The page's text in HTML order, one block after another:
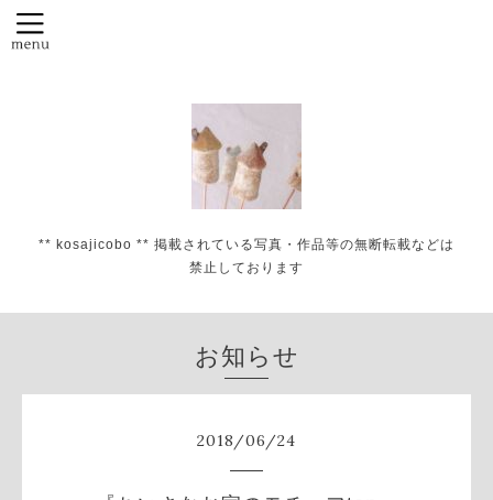
** kosajicobo ** 掲載されている写真・作品等の無断転載などは
禁止しております
お知らせ
2018/06/24